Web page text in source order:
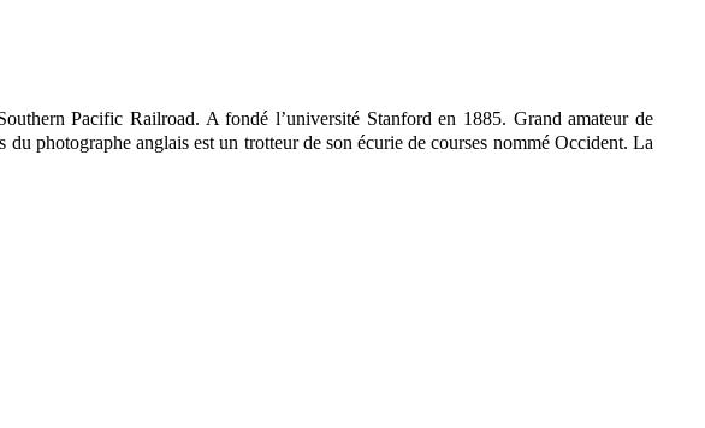
Pacific Railroad. A fondé l’université Stanford en 1885. Grand amateur de
photographe anglais est un trotteur de son écurie de courses nommé Occident. La